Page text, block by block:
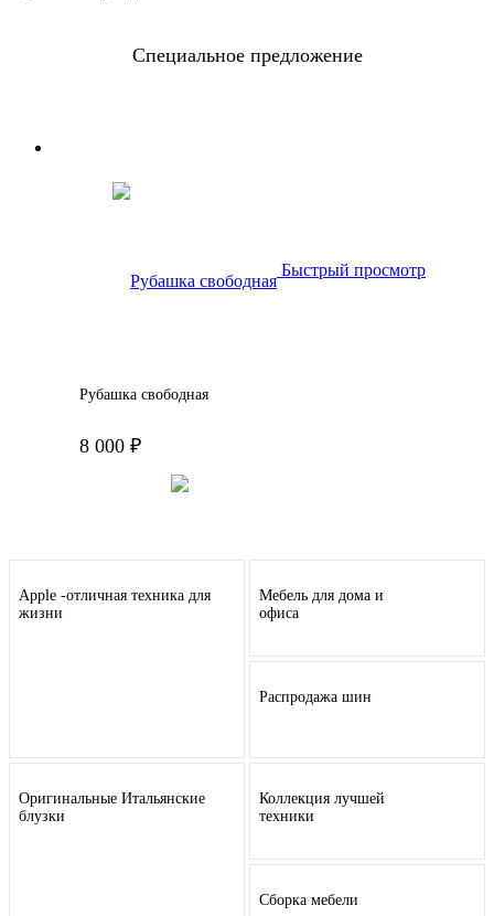
Специальное предложение
Быстрый просмотр
Рубашка свободная
8 000 ₽
Apple -отличная техника для
жизни
Мебель для дома и
офиса
Распродажа шин
Оригинальные Итальянские
блузки
Коллекция лучшей
техники
Сборка мебели